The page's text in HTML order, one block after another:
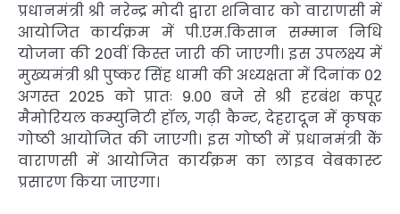
प्रधानमंत्री श्री नरेन्द्र मोदी द्वारा शनिवार को वाराणसी में
आयोजित कार्यक्रम में पी.एम.किसान सम्मान निधि
योजना की 20वीं किस्त जारी की जाएगी। इस उपलक्ष्य में
मुख्यमंत्री श्री पुष्कर सिंह धामी की अध्यक्षता में दिनांक 02
अगस्त 2025 को प्रातः 9.00 बजे से श्री हरबंश कपूर
मैमोरियल कम्युनिटी हॉल, गढ़ी कैन्ट, देहरादून में कृषक
गोष्ठी आयोजित की जाएगी। इस गोष्ठी में प्रधानमंत्री केें
वाराणसी में आयोजित कार्यक्रम का लाइव वेबकास्ट
प्रसारण किया जाएगा।